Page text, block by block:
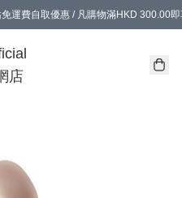
運費自取優惠 / 凡購物滿HKD 300.00
店